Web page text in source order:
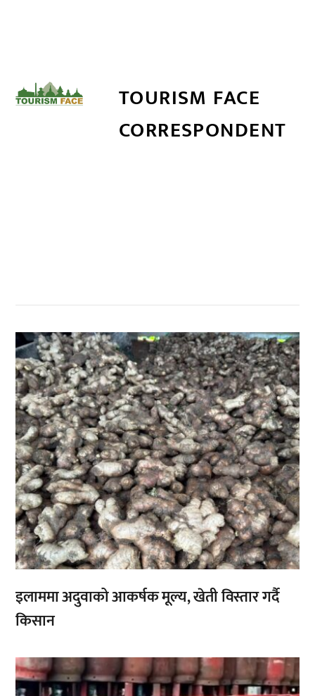
TOURISM FACE
CORRESPONDENT
,
इलाममा अदुवाको आकर्षक मूल्य, खेती विस्तार गर्दै
किसान
,